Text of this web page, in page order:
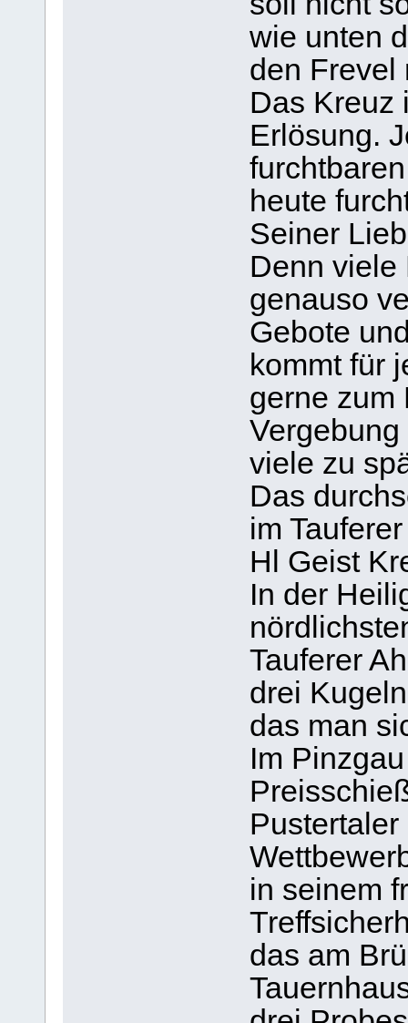
wie unten
den Frevel
Das Kreuz
Erlösung.
heute
Seiner
Denn viele
genauso
Gebote
kommt für
gerne zum
viele zu
Das
im
Hl Geist
In der
Tauferer
drei
das man
Im
in seinem
das am